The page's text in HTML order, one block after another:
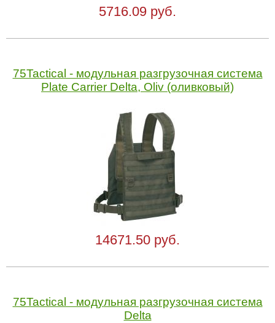
5716.09 руб.
75Tactical - модульная разгрузочная система
Plate Carrier Delta, Oliv (оливковый)
14671.50 руб.
75Tactical - модульная разгрузочная система
Delta